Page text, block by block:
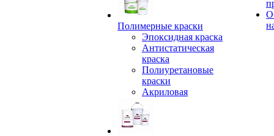
Полимерные краски
Эпоксидная краска
Антистатическая
краска
Полиуретановые
краски
Акриловая